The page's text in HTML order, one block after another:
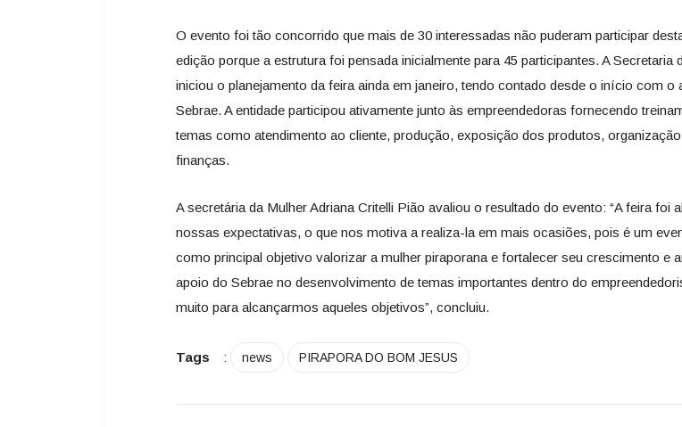
O evento foi tão concorrido que mais de 30 interessadas não puderam participar
edição porque a estrutura foi pensada inicialmente para 45 participantes. A Secretaria
iniciou o planejamento da feira ainda em janeiro, tendo contado desde o início com o
Sebrae. A entidade participou ativamente junto às empreendedoras fornecendo
temas como atendimento ao cliente, produção, exposição dos produtos,
finanças.
A secretária da Mulher Adriana Critelli Pião avaliou o resultado do evento: “A feira foi
nossas expectativas, o que nos motiva a realiza-la em mais ocasiões, pois é um
como principal objetivo valorizar a mulher piraporana e fortalecer seu crescimento e
apoio do Sebrae no desenvolvimento de temas importantes dentro do
muito para alcançarmos aqueles objetivos”, concluiu.
Tags : news PIRAPORA DO BOM JESUS